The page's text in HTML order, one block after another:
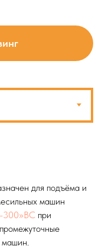
для подъёма и
машин
300»ВС при